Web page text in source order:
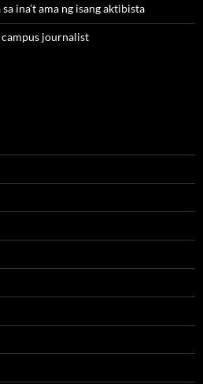
sa ina’t ama ng isang aktibista
campus journalist